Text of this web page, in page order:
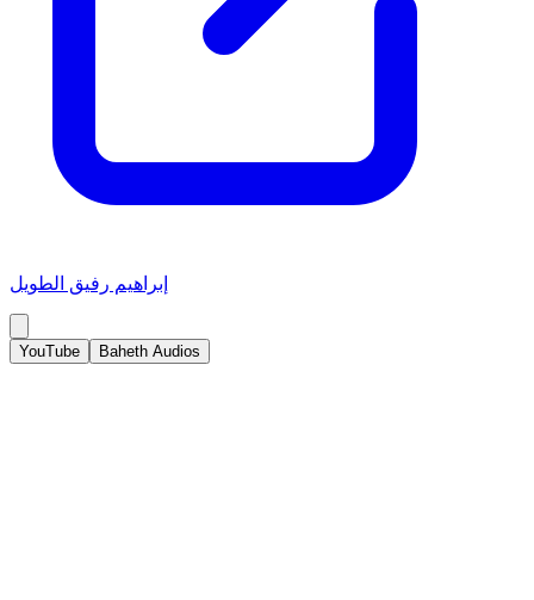
إبراهيم رفيق الطويل
YouTube Baheth Audios